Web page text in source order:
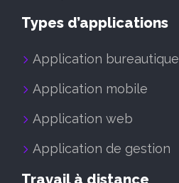
Types d’applications
Application bureautique
Application mobile
Application web
Application de gestion
Travail à distance